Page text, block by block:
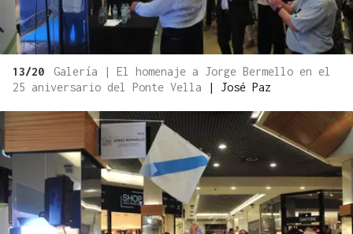
13/20
Galería | El homenaje a Jorge Bermello en el
25 aniversario del Ponte Vella
| José Paz